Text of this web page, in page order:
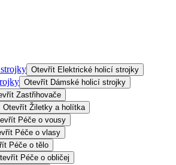
Otevřít Elektrické holicí strojky
Otevřít Dámské holicí strojky
Zastřihovače
Otevřít Žiletky a holítka
Péče o vousy
Péče o vlasy
Péče o tělo
Péče o obličej